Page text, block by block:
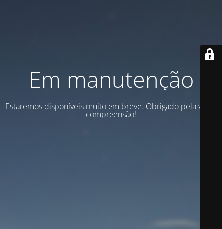
Em manutenção
Estaremos disponíveis muito em breve. Obrigado pela vossa
compreensão!